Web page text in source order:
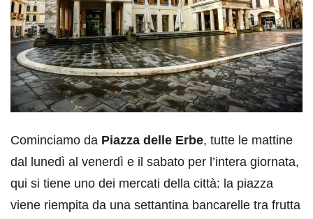
Cominciamo da Piazza delle Erbe, tutte le mattine
dal lunedì al venerdì e il sabato per l’intera giornata,
qui si tiene uno dei mercati della città: la piazza
viene riempita da una settantina bancarelle tra frutta